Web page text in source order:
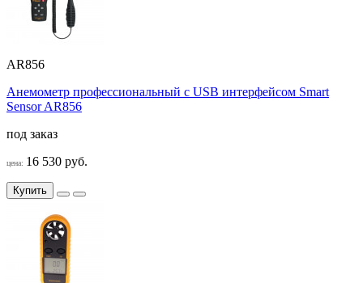
AR856
Анемометр профессиональный c USB интерфейсом Smart
Sensor AR856
под заказ
цена: 16 530 руб.
Купить